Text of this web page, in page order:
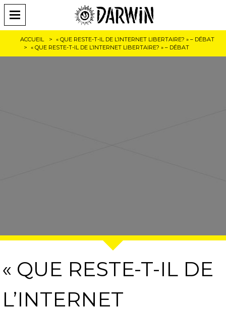
ACCUEIL
« QUE RESTE-T-IL DE L’INTERNET LIBERTAIRE? » – DÉBAT
« QUE RESTE-T-IL DE L’INTERNET LIBERTAIRE? » – DÉBAT
« QUE RESTE-T-IL DE
L’INTERNET